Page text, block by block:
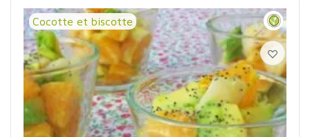
Cocotte et biscotte